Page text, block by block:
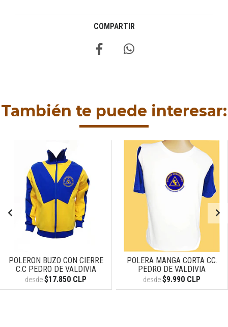
COMPARTIR
También te puede interesar:
POLERON BUZO CON CIERRE
C.C PEDRO DE VALDIVIA
desde$17.850 CLP
POLERA MANGA CORTA CC.
PEDRO DE VALDIVIA
desde$9.990 CLP